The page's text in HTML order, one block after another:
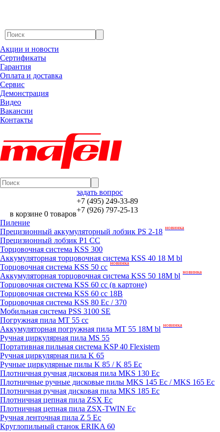
Акции и новости
Сертификаты
Гарантия
Оплата и доставка
Сервис
Демонстрация
Видео
Вакансии
Контакты
в корзине 0 товаров
задать вопрос
+7 (495) 249-33-89
+7 (926) 797-25-13
Пиление
Прецизионный аккумуляторный лобзик PS 2-18 новинка
Прецизионный лобзик P1 CC
Торцовочная система KSS 300
Аккумуляторная торцовочная система KSS 40 18 M bl
Торцовочная система KSS 50 сс новинка
Аккумуляторная торцовочная система KSS 50 18M bl новинка
Торцовочная система KSS 60 cc (в картоне)
Торцовочная система KSS 60 cc 18В
Торцовочная система KSS 80 Ec / 370
Мобильная система PSS 3100 SE
Погружная пила MT 55 cc
Аккумуляторная погружная пила MT 55 18M bl новинка
Ручная циркулярная пила MS 55
Портативная пильная система KSP 40 Flexistem
Ручная циркулярная пила K 65
Ручные циркулярные пилы K 85 / K 85 Ec
Плотничная ручная дисковая пила MKS 130 Ec
Плотничные ручные дисковые пилы MKS 145 Ec / MKS 165 Ec
Плотничная ручная дисковая пила MKS 185 Ec
Плотничная цепная пила ZSX Ec
Плотничная цепная пила ZSX-TWIN Ec
Ручная ленточная пила Z 5 Ec
Круглопильный станок ERIKA 60